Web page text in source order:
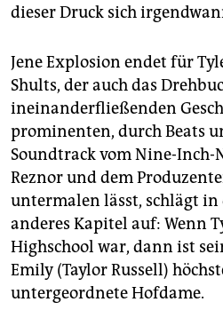
dieser Druck sich
Jene Explosion endet für
Shults, der auch das
ineinanderfließenden
prominenten, durch Beats
Soundtrack vom Nine-
Reznor und dem
untermalen lässt, schlägt
anderes Kapitel auf: Wenn
Highschool war, dann ist
Emily (Taylor Russell)
untergeordnete Hofdame.